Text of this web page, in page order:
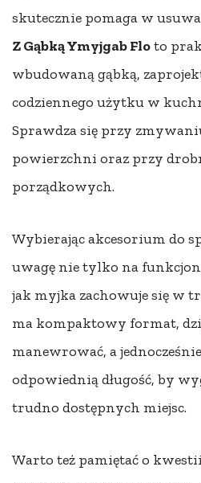
skutecznie pomaga w
Z Gąbką Ymyjgab Floto
wbudowaną gąbką,
codziennego użytku w
Sprawdza się przy
powierzchni oraz przy
porządkowych.
Wybierając akcesorium do
uwagę nie tylko na
jak myjka zachowuje się w
ma kompaktowy format,
manewrować, a
odpowiednią długość, by
trudno dostępnych miejsc.
Warto też pamiętać o